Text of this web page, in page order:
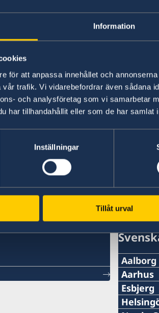
Information
för att anpassa innehållet och
trafik. Vi vidarebefordrar även sådana
och analysföretag som vi samarbetar
har tillhandahållit eller som de har samlat
Inställningar
Tillåt urval
Landgreven 3, st. th.
Tel: +45 20 56 31 10
E-post:danmark@business-
Har ditt företag problem med
kontaktaKommerskollegium
Aalborg
Tel:
+45 96
Aarhus
Tel:
+45 87
Esbjerg
Tel: